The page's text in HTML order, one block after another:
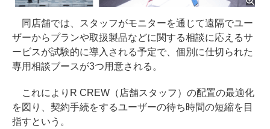
同店舗では、スタッフがモニターを通じて遠隔でユー
ザーからプランや取扱製品などに関する相談に応えるサ
ービスが試験的に導入される予定で、個別に仕切られた
専用相談ブースが3つ用意される。
これによりR CREW（店舗スタッフ）の配置の最適化
を図り、契約手続をするユーザーの待ち時間の短縮を目
指すという。